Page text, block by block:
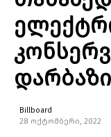
Billboard
28 ოქტომბერი, 2022